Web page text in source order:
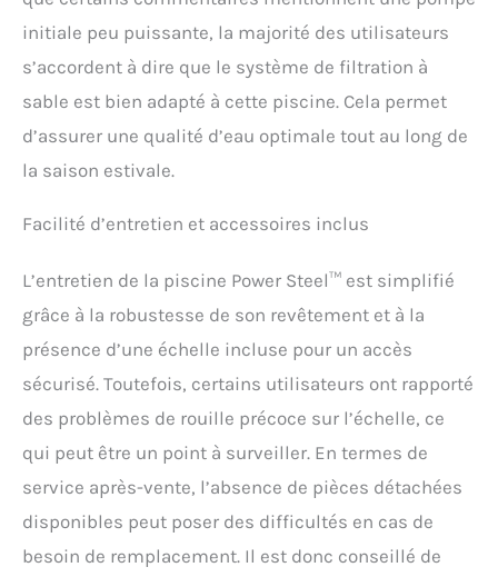
initiale peu puissante, la majorité des utilisateurs
s’accordent à dire que le système de filtration à
sable est bien adapté à cette piscine. Cela permet
d’assurer une qualité d’eau optimale tout au long de
la saison estivale.
Facilité d’entretien et accessoires inclus
L’entretien de la piscine Power Steel™ est simplifié
grâce à la robustesse de son revêtement et à la
présence d’une échelle incluse pour un accès
sécurisé. Toutefois, certains utilisateurs ont rapporté
des problèmes de rouille précoce sur l’échelle, ce
qui peut être un point à surveiller. En termes de
service après-vente, l’absence de pièces détachées
disponibles peut poser des difficultés en cas de
besoin de remplacement. Il est donc conseillé de